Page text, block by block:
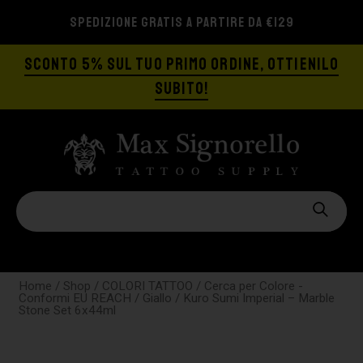
SPEDIZIONE GRATIS A PARTIRE DA €129
SCONTO 5% SUL TUO PRIMO ORDINE, OTTIENILO
SUBITO!
Home / Shop / COLORI TATTOO / Cerca per Colore -
Conformi EU REACH / Giallo / Kuro Sumi Imperial – Marble
Stone Set 6x44ml